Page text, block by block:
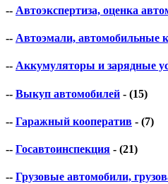
-- Автоэкспертиза, оценка
-- Автоэмали, автомобильные
-- Аккумуляторы и зарядные
-- Выкуп автомобилей - (15)
-- Гаражный кооператив - (7)
-- Госавтоинспекция - (21)
-- Грузовые автомобили,